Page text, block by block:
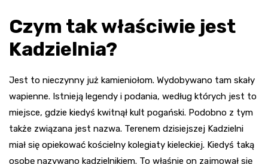
Czym tak właściwie jest
Kadzielnia?
Jest to nieczynny już kamieniołom. Wydobywano tam skały
wapienne. Istnieją legendy i podania, według których jest to
miejsce, gdzie kiedyś kwitnął kult pogański. Podobno z tym
także związana jest nazwa. Terenem dzisiejszej Kadzielni
miał się opiekować kościelny kolegiaty kieleckiej. Kiedyś taką
osobę nazywano kadzielnikiem. To właśnie on zajmował się